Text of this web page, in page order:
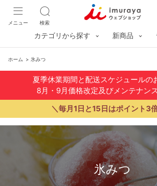
検索
メニュー
カテゴリから探す 新商品
ホーム > 氷みつ
夏季休業期間と配送スケジュールの
8月・9月価格改定及びメンテナン
＼毎月1日と15日はポイント3
氷みつ